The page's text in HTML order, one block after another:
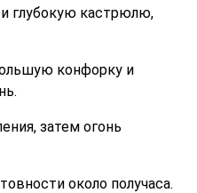
глубокую кастрюлю,
конфорку и
затем огонь
около получаса.